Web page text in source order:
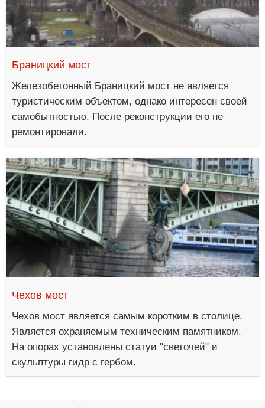
Браницкий мост
Железобетонный Браницкий мост не является
туристическим объектом, однако интересен своей
самобытностью. После реконструкции его не
ремонтировали.
Чехов мост
Чехов мост является самым коротким в столице.
Является охраняемым техническим памятником.
На опорах установлены статуи "светочей" и
скульптуры гидр с гербом.